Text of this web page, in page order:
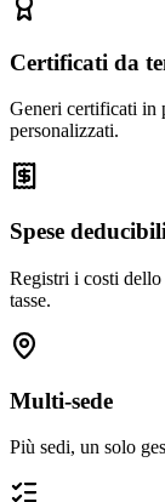
Certificati da
Generi certificati in
personalizzati.
Spese deducibili
Registri i costi
tasse.
Multi-sede
Più sedi, un solo